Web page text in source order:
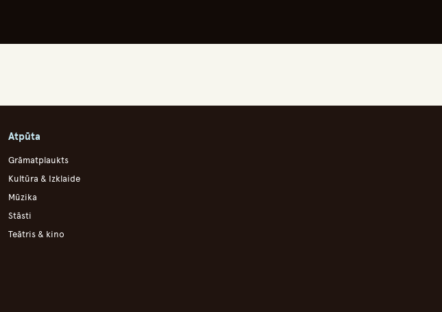
Atpūta
Grāmatplaukts
Kultūra & Izklaide
Mūzika
Stāsti
Teātris & kino